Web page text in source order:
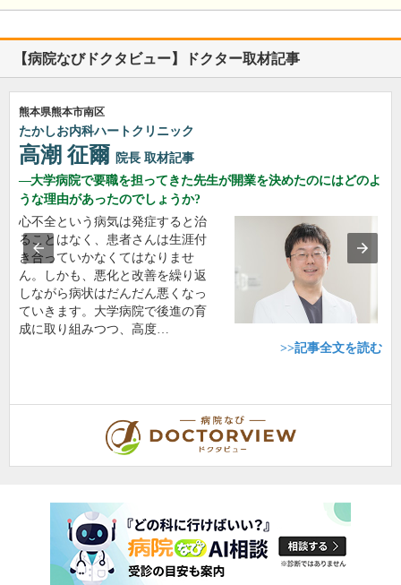
【病院なびドクタビュー】ドクター取材記事
熊本県熊本市南区
たかしお内科ハートクリニック
高潮 征爾 院長 取材記事
大学病院で要職を担ってきた先生が開業を決めたのにはどのよ
うな理由があったのでしょうか?
心不全という病気は発症すると治
ることはなく、患者さんは生涯付
き合っていかなくてはなりませ
ん。しかも、悪化と改善を繰り返
しながら病状はだんだん悪くなっ
ていきます。大学病院で後進の育
成に取り組みつつ、高度…
>>記事全文を読む